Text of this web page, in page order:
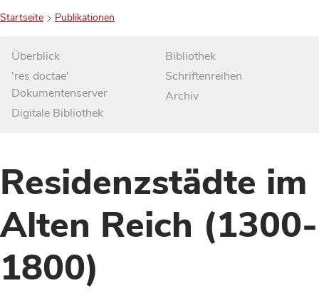
Startseite Publikationen
Überblick
'res doctae'
Dokumentenserver
Digitale Bibliothek
Bibliothek
Schriftenreihen
Archiv
Residenzstädte im
Alten Reich (1300-
1800)